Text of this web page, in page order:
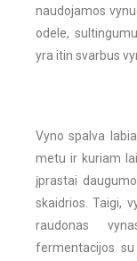
naudojamos
odele,
yra itin svarbus
Vyno spalva
metu ir kuriam
įprastai
skaidrios. Taigi,
raudonas
fermentacijos